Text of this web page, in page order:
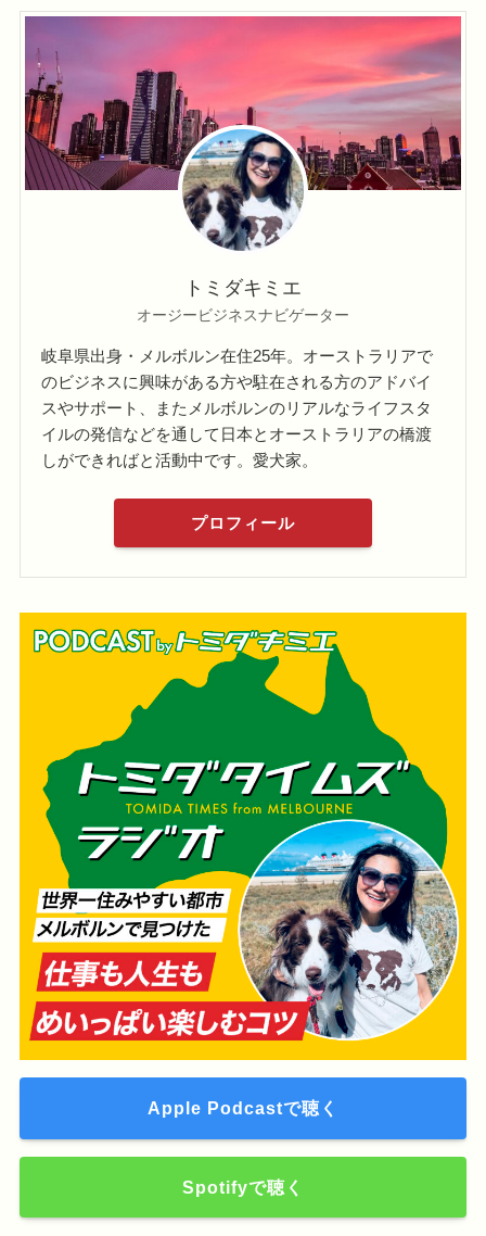
トミダキミエ
オージービジネスナビゲーター
岐阜県出身・メルボルン在住25年。オーストラリアで
のビジネスに興味がある方や駐在される方のアドバイ
スやサポート、またメルボルンのリアルなライフスタ
イルの発信などを通して日本とオーストラリアの橋渡
しができればと活動中です。愛犬家。
プロフィール
Apple Podcastで聴く
Spotifyで聴く